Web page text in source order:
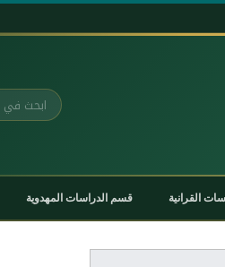
بحث
القرانية قسم الدراسات المهدوية